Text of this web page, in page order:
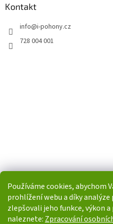
Používáme cookies, abychom
prohlížení webu a díky
zlepšovali jeho funkce, výkon
naleznete: Zpracování
Kontakt
info@i-pohony.cz
728 004 001